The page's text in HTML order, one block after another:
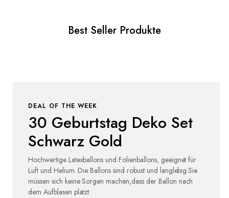
Best Seller Produkte
DEAL OF THE WEEK
30 Geburtstag Deko Set
Schwarz Gold
Hochwertige Latexballons und Folienballons, geeignet für
Luft und Helium. Die Ballons sind robust und langlebig.Sie
müssen sich keine Sorgen machen,dass der Ballon nach
dem Aufblasen platzt.